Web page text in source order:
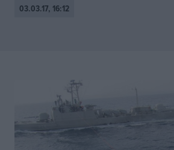
03.03.17, 16:12